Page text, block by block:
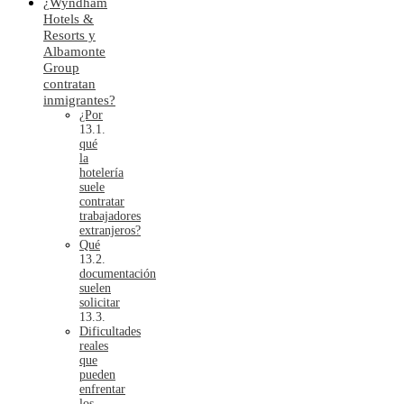
Hotels &
Resorts y
Albamonte
Group
contratan
inmigrantes?
¿Por
qué
la
hotelería
suele
contratar
trabajadores
extranjeros?
Qué
documentación
suelen
solicitar
Dificultades
reales
que
pueden
enfrentar